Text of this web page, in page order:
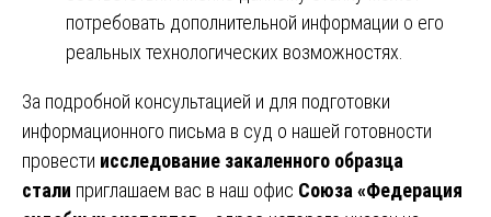
потребовать дополнительной информации о его
реальных технологических возможностях.
За подробной консультацией и для подготовки
информационного письма в суд о нашей готовности
провести исследование закаленного образца
стали приглашаем вас в наш офис Союза «Федерация